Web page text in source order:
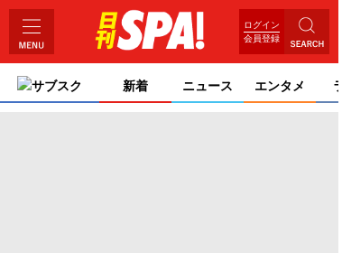
ログイン
会員登録
サブスク 新着 ニュース エンタメ